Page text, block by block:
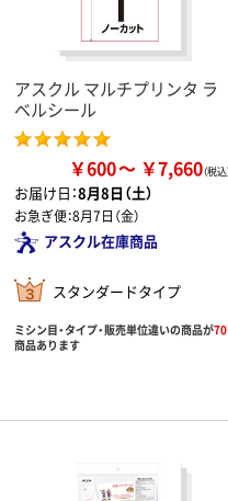
アスクル マルチプリンタ ラ
ベルシール
￥600 ￥7,660
お届け日：8月8日（土）
お急ぎ便：8月7日（金）
アスクル在庫商品
スタンダードタイプ
ミシン目・タイプ・販売単位違いの商品が70
商品あります